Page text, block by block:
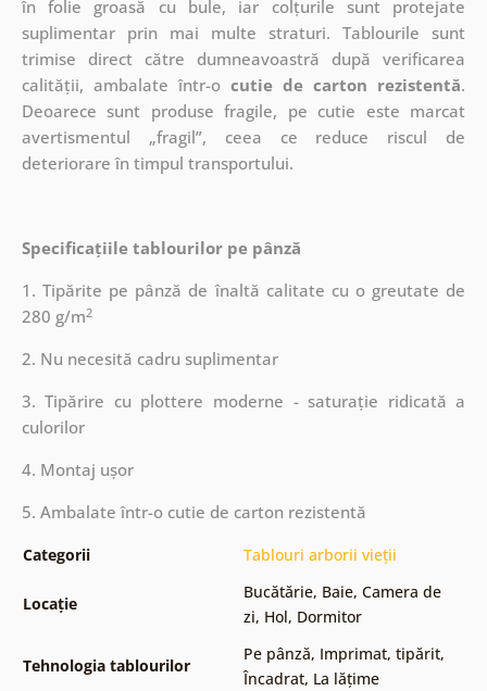
în folie groasă cu bule, iar colțurile sunt protejate
suplimentar prin mai multe straturi.Tablourile sunt
trimise direct către dumneavoastră după verificarea
calității, ambalate într-o cutie de carton rezistentă.
Deoarece sunt produse fragile, pe cutie este marcat
avertismentul „fragil”, ceea ce reduce riscul de
deteriorare în timpul transportului.
Specificațiile tablourilor pe pânză
1. Tipărite pe pânză de înaltă calitate cu o greutate de
280 g/m2
2. Nu necesită cadru suplimentar
3. Tipărire cu plottere moderne - saturație ridicată a
culorilor
4. Montaj ușor
5. Ambalate într-o cutie de carton rezistentă
Categorii Tablouri arborii vieții
Locație
Bucătărie, Baie, Camera de
zi, Hol, Dormitor
Tehnologia tablourilor
Pe pânză, Imprimat, tipărit,
Încadrat, La lățime